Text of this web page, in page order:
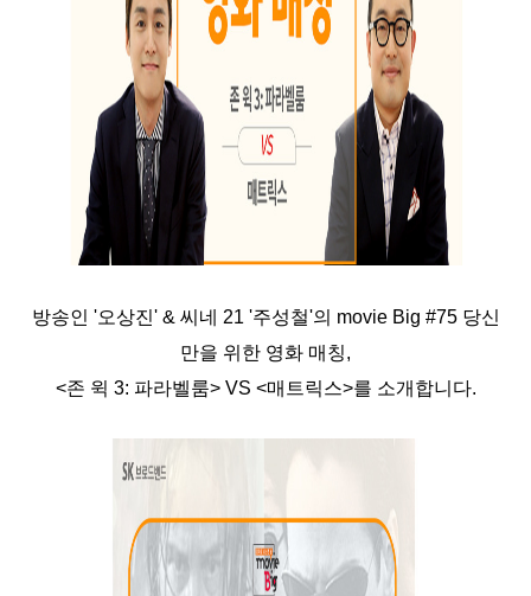
방송인 '오상진' & 씨네 21 '주성철'의 movie Big #75 당신
만을 위한 영화 매칭,
<존 윅 3: 파라벨룸> VS <매트릭스>를 소개합니다.